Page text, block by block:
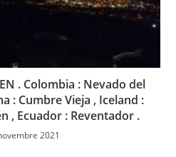
. Colombia : Nevado del
: Cumbre Vieja , Iceland :
, Ecuador : Reventador .
2021